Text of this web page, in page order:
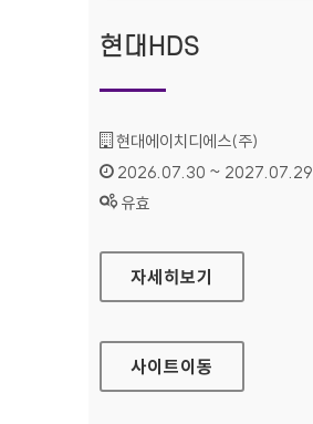
현대HDS
기관명 :
현대에이치디에스(주)
인증기간 :
2026.07.30 ~ 2027.07.29
상태 :
유효
현대HDS
자세히보기
사이트이동